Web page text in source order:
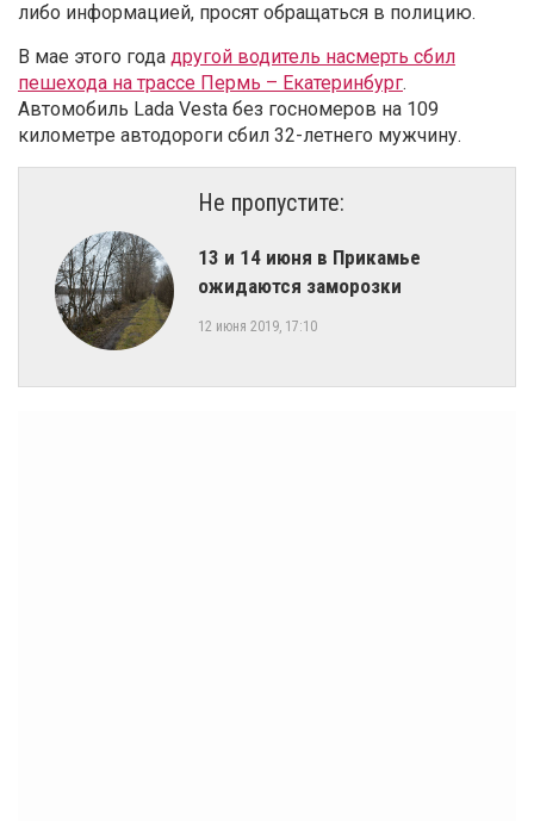
либо информацией, просят обращаться в полицию.
В мае этого года другой водитель насмерть сбил
пешехода на трассе Пермь – Екатеринбург.
Автомобиль Lada Vesta без госномеров на 109
километре автодороги сбил 32-летнего мужчину.
Не пропустите:
13 и 14 июня в Прикамье
ожидаются заморозки
12 июня 2019, 17:10